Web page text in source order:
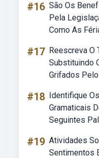
#16 São Os
Pela
Como As
#17 Reescreva O
Substituindo
Grifados
#18 Identifique
Gramaticais
Seguintes
#19 Atividades
Sentimentos